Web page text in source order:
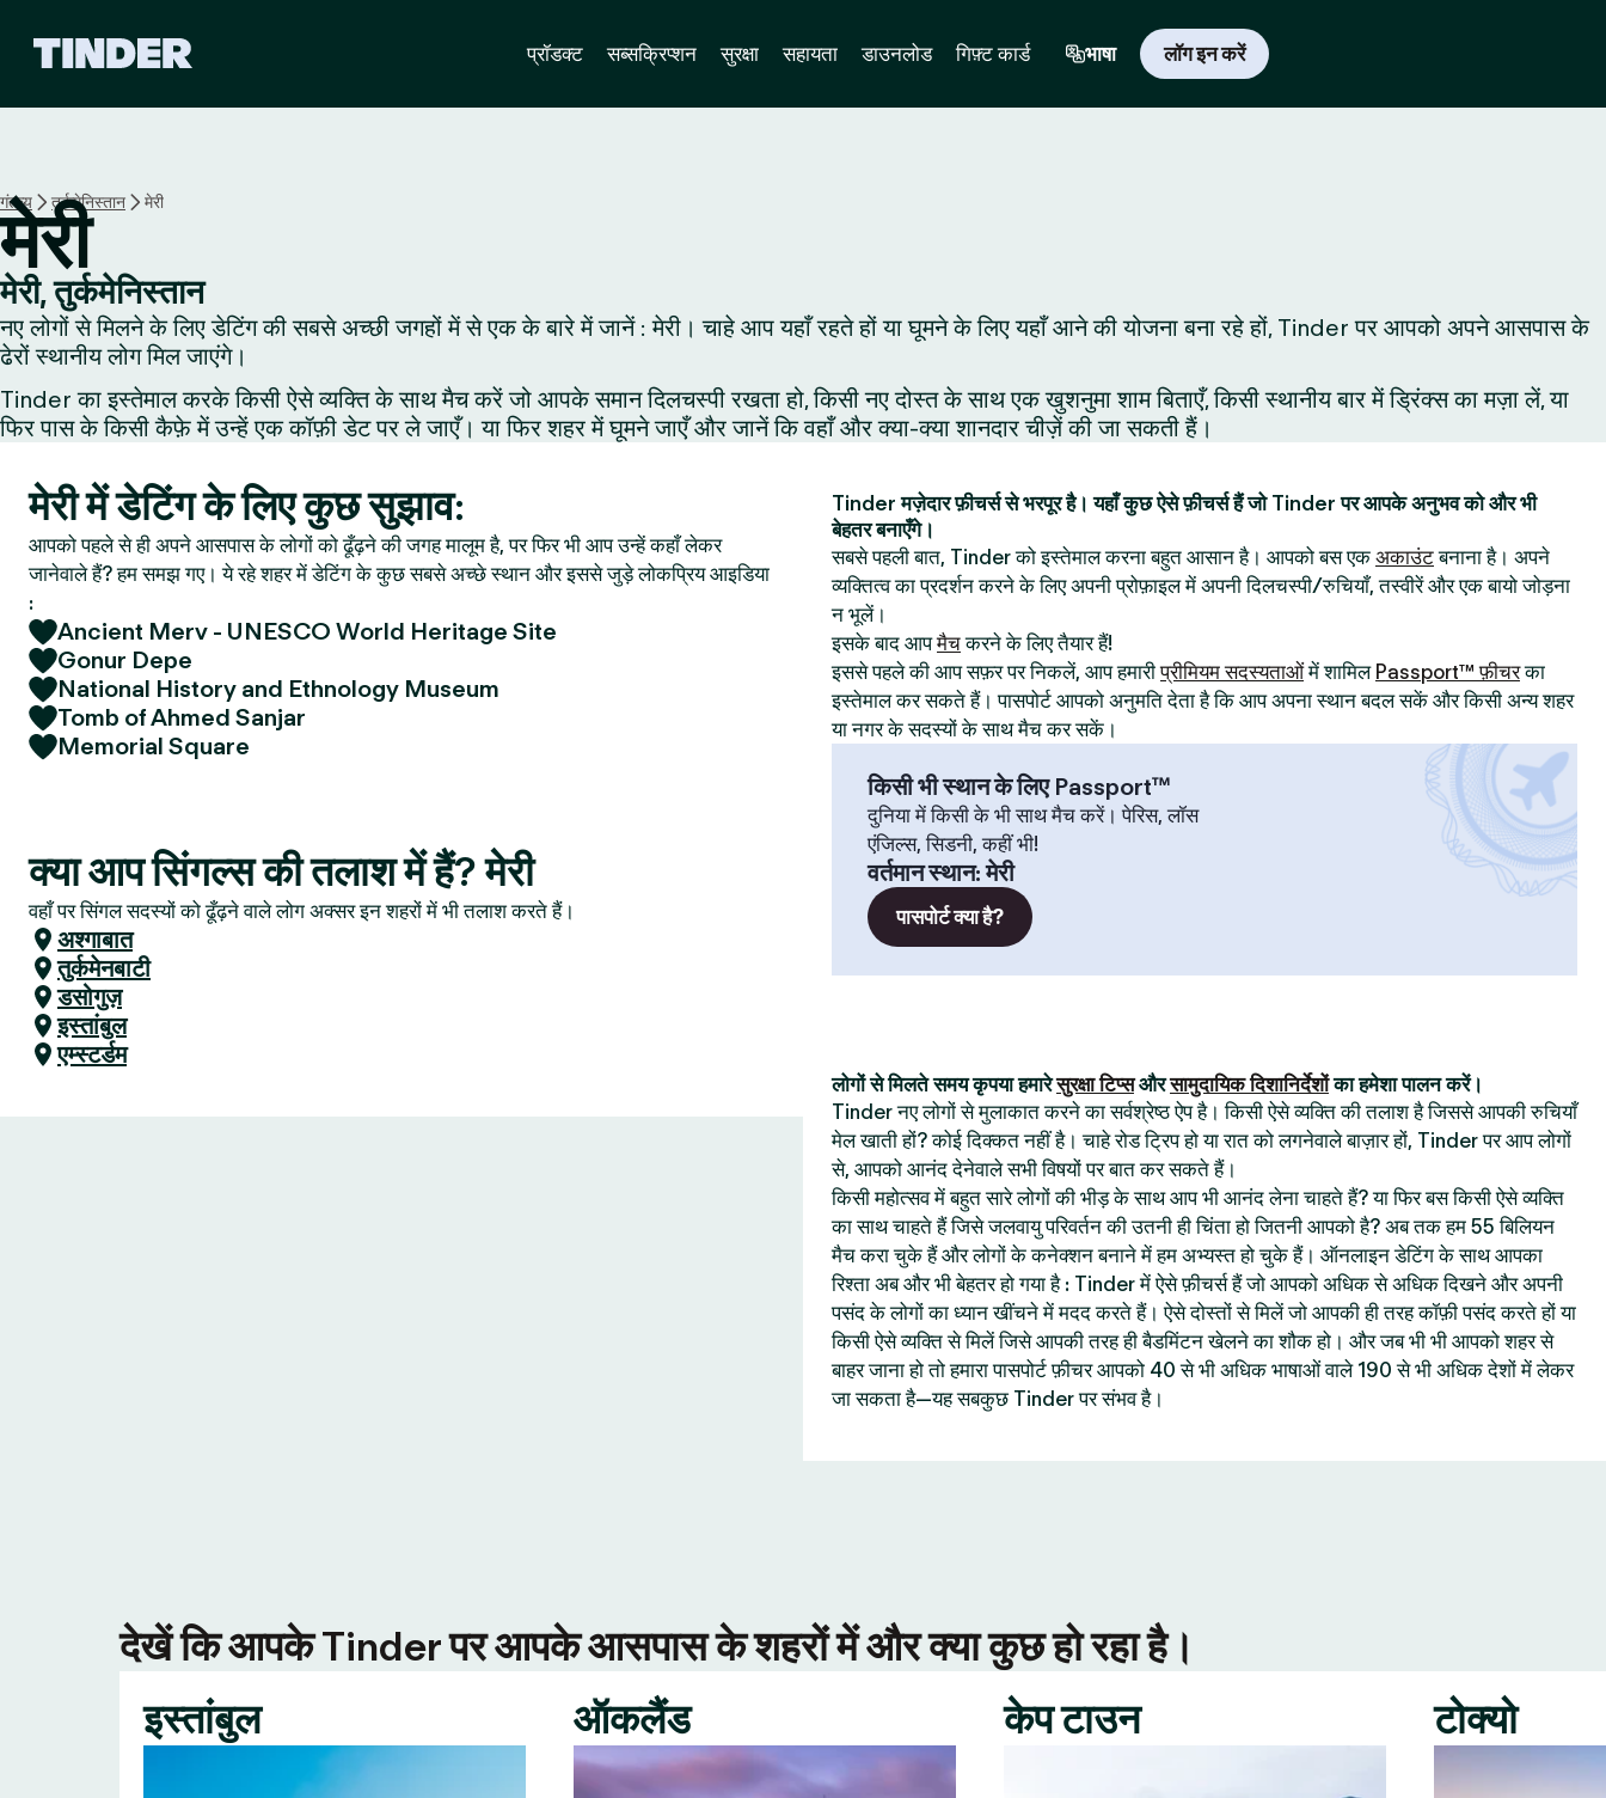
प्रॉडक्ट सब्सक्रिप्शन सुरक्षा सहायता डाउनलोड गिफ़्ट कार्ड भाषा लॉग इन करें
गंतव्य तुर्कमेनिस्तान मेरी
मेरी
मेरी, तुर्कमेनिस्तान
नए लोगों से मिलने के लिए डेटिंग की सबसे अच्छी जगहों में से एक के बारे में जानें : मेरी। चाहे आप यहाँ रहते हों या घूमने के लिए यहाँ आने की योजना बना रहे हों, Tinder पर आपको अपने आसपास के
ढेरों स्थानीय लोग मिल जाएंगे।
Tinder का इस्तेमाल करके किसी ऐसे व्यक्ति के साथ मैच करें जो आपके समान दिलचस्पी रखता हो, किसी नए दोस्त के साथ एक खुशनुमा शाम बिताएँ, किसी स्थानीय बार में ड्रिंक्स का मज़ा लें, या
फिर पास के किसी कैफ़े में उन्हें एक कॉफ़ी डेट पर ले जाएँ। या फिर शहर में घूमने जाएँ और जानें कि वहाँ और क्या-क्या शानदार चीज़ें की जा सकती हैं।
मेरी में डेटिंग के लिए कुछ सुझाव:
आपको पहले से ही अपने आसपास के लोगों को ढूँढ़ने की जगह मालूम है, पर फिर भी आप उन्हें कहाँ लेकर
जानेवाले हैं? हम समझ गए। ये रहे शहर में डेटिंग के कुछ सबसे अच्छे स्थान और इससे जुड़े लोकप्रिय आइडिया
:
Ancient Merv - UNESCO World Heritage Site
Gonur Depe
National History and Ethnology Museum
Tomb of Ahmed Sanjar
Memorial Square
क्या आप सिंगल्स की तलाश में हैं? मेरी
वहाँ पर सिंगल सदस्यों को ढूँढ़ने वाले लोग अक्सर इन शहरों में भी तलाश करते हैं।
अश्गाबात
तुर्कमेनबाटी
डसोगुज़
इस्तांबुल
एम्स्टर्डम
Tinder मज़ेदार फ़ीचर्स से भरपूर है। यहाँ कुछ ऐसे फ़ीचर्स हैं जो Tinder पर आपके अनुभव को और भी
बेहतर बनाएँगे।
सबसे पहली बात, Tinder को इस्तेमाल करना बहुत आसान है। आपको बस एक अकाउंटबनाना है। अपने
व्यक्तित्व का प्रदर्शन करने के लिए अपनी प्रोफ़ाइल में अपनी दिलचस्पी/रुचियाँ, तस्वीरें और एक बायो जोड़ना
न भूलें।
इसके बाद आपमैचकरने के लिए तैयार हैं!
इससे पहले की आप सफ़र पर निकलें, आप हमारीप्रीमियम सदस्यताओंमें शामिल Passport™ फ़ीचरका
इस्तेमाल कर सकते हैं। पासपोर्ट आपको अनुमति देता है कि आप अपना स्थान बदल सकें और किसी अन्य शहर
या नगर के सदस्यों के साथ मैच कर सकें।
किसी भी स्थान के लिए Passport™
दुनिया में किसी के भी साथ मैच करें। पेरिस, लॉस
एंजिल्स, सिडनी, कहीं भी!
वर्तमान स्थान:मेरी
पासपोर्ट क्या है?
लोगों से मिलते समय कृपया हमारेसुरक्षा टिप्सऔरसामुदायिक दिशानिर्देशोंका हमेशा पालन करें।
Tinder नए लोगों से मुलाकात करने का सर्वश्रेष्ठ ऐप है। किसी ऐसे व्यक्ति की तलाश है जिससे आपकी रुचियाँ
मेल खाती हों? कोई दिक्कत नहीं है। चाहे रोड ट्रिप हो या रात को लगनेवाले बाज़ार हों, Tinder पर आप लोगों
से, आपको आनंद देनेवाले सभी विषयों पर बात कर सकते हैं।
किसी महोत्सव में बहुत सारे लोगों की भीड़ के साथ आप भी आनंद लेना चाहते हैं? या फिर बस किसी ऐसे व्यक्ति
का साथ चाहते हैं जिसे जलवायु परिवर्तन की उतनी ही चिंता हो जितनी आपको है? अब तक हम 55 बिलियन
मैच करा चुके हैं और लोगों के कनेक्शन बनाने में हम अभ्यस्त हो चुके हैं। ऑनलाइन डेटिंग के साथ आपका
रिश्ता अब और भी बेहतर हो गया है : Tinder में ऐसे फ़ीचर्स हैं जो आपको अधिक से अधिक दिखने और अपनी
पसंद के लोगों का ध्यान खींचने में मदद करते हैं। ऐसे दोस्तों से मिलें जो आपकी ही तरह कॉफ़ी पसंद करते हों या
किसी ऐसे व्यक्ति से मिलें जिसे आपकी तरह ही बैडमिंटन खेलने का शौक हो। और जब भी भी आपको शहर से
बाहर जाना हो तो हमारा पासपोर्ट फ़ीचर आपको 40 से भी अधिक भाषाओं वाले 190 से भी अधिक देशों में लेकर
जा सकता है—यह सबकुछ Tinder पर संभव है।
देखें कि आपके Tinder पर आपके आसपास के शहरों में और क्या कुछ हो रहा है।
इस्तांबुल
ऑकलैंड केप टाउन टोक्यो